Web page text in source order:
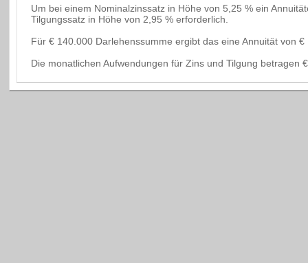
Um bei einem Nominalzinssatz in Höhe von 5,25 % ein
Tilgungssatz in Höhe von 2,95 % erforderlich.
Für € 140.000 Darlehenssumme ergibt das eine Annuität von €
Die monatlichen Aufwendungen für Zins und Tilgung betragen